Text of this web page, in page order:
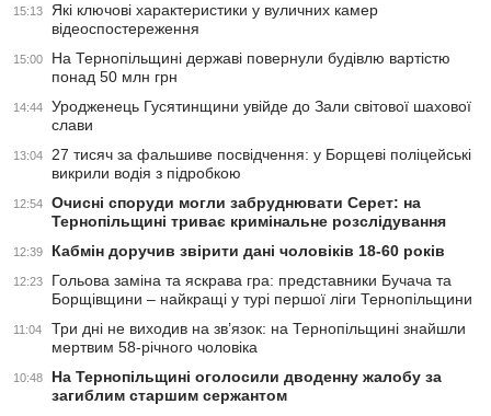
15:13
Які ключові характеристики у вуличних камер
відеоспостереження
15:00
На Тернопільщині державі повернули будівлю вартістю
понад 50 млн грн
14:44
Уродженець Гусятинщини увійде до Зали світової шахової
слави
13:04
27 тисяч за фальшиве посвідчення: у Борщеві поліцейські
викрили водія з підробкою
12:54
Очисні споруди могли забруднювати Серет: на
Тернопільщині триває кримінальне розслідування
12:39 Кабмін доручив звірити дані чоловіків 18-60 років
12:23
Гольова заміна та яскрава гра: представники Бучача та
Борщівщини – найкращі у турі першої ліги Тернопільщини
11:04
Три дні не виходив на зв’язок: на Тернопільщині знайшли
мертвим 58-річного чоловіка
10:48
На Тернопільщині оголосили дводенну жалобу за
загиблим старшим сержантом